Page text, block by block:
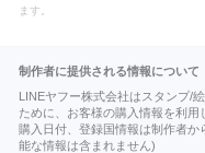
ます。
制作者に提供される情報について
LINEヤフー株式会社はスタンプ/
ために、お客様の購入情報を利用
購入日付、登録国情報は制作者
能な情報は含まれません)